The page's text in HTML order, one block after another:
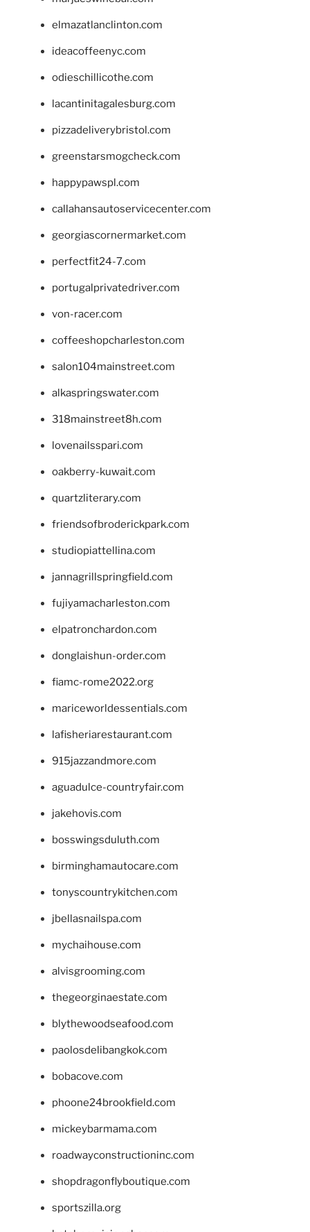
elmazatlanclinton.com
ideacoffeenyc.com
odieschillicothe.com
lacantinitagalesburg.com
pizzadeliverybristol.com
greenstarsmogcheck.com
happypawspl.com
callahansautoservicecenter.com
georgiascornermarket.com
perfectfit24-7.com
portugalprivatedriver.com
von-racer.com
coffeeshopcharleston.com
salon104mainstreet.com
alkaspringswater.com
318mainstreet8h.com
lovenailsspari.com
oakberry-kuwait.com
quartzliterary.com
friendsofbroderickpark.com
studiopiattellina.com
jannagrillspringfield.com
fujiyamacharleston.com
elpatronchardon.com
donglaishun-order.com
fiamc-rome2022.org
mariceworldessentials.com
lafisheriarestaurant.com
915jazzandmore.com
aguadulce-countryfair.com
jakehovis.com
bosswingsduluth.com
birminghamautocare.com
tonyscountrykitchen.com
jbellasnailspa.com
mychaihouse.com
alvisgrooming.com
thegeorginaestate.com
blythewoodseafood.com
paolosdelibangkok.com
bobacove.com
phoone24brookfield.com
mickeybarmama.com
roadwayconstructioninc.com
shopdragonflyboutique.com
sportszilla.org